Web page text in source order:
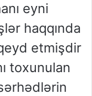
eyni
haqqında
etmişdir
toxunulan